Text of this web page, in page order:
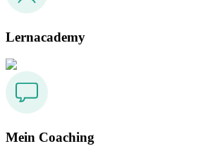
Lernacademy
Mein Coaching